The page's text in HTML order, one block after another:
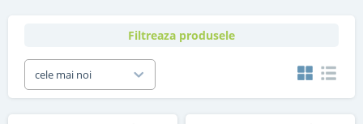
Filtreaza produsele
cele mai noi